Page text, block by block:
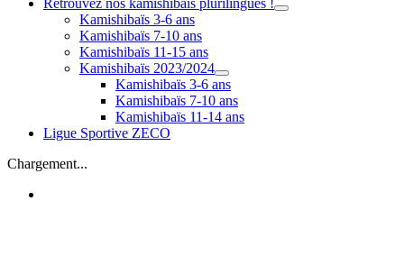
Retrouvez nos kamishibaïs plurilingues !
Kamishibaïs 3-6 ans
Kamishibaïs 7-10 ans
Kamishibaïs 11-15 ans
Kamishibaïs 2023/2024
Kamishibaïs 3-6 ans
Kamishibaïs 7-10 ans
Kamishibaïs 11-14 ans
Ligue Sportive ZECO
Chargement...